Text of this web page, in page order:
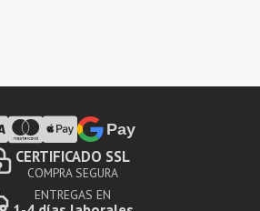
Pay
CERTIFICADO SSL
COMPRA SEGURA
ENTREGAS EN